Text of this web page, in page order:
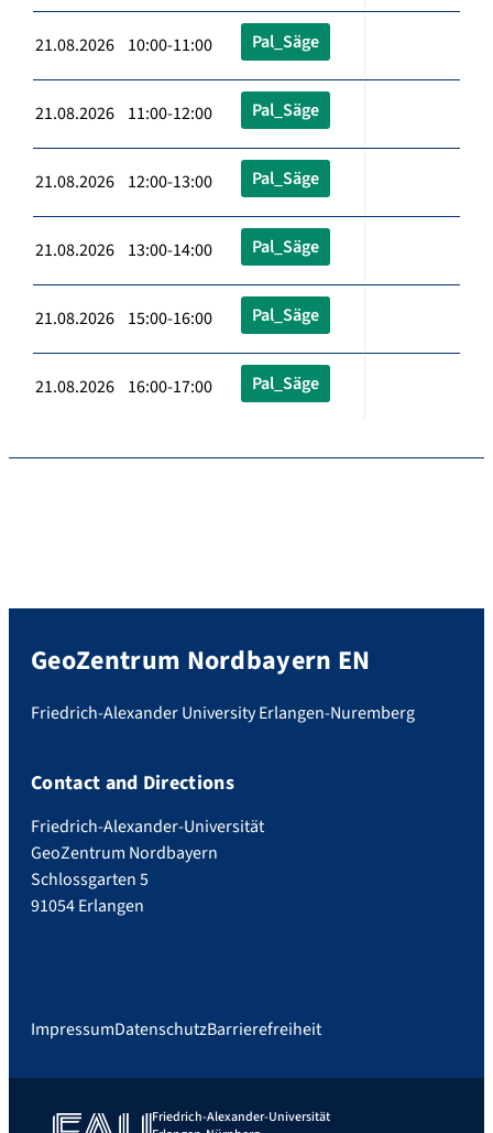
21.08.2026 10:00-11:00 Pal_Säge
21.08.2026 11:00-12:00 Pal_Säge
21.08.2026 12:00-13:00 Pal_Säge
21.08.2026 13:00-14:00 Pal_Säge
21.08.2026 15:00-16:00 Pal_Säge
21.08.2026 16:00-17:00 Pal_Säge
GeoZentrum Nordbayern EN
Friedrich-Alexander University Erlangen-Nuremberg
Contact and Directions
Friedrich-Alexander-Universität
GeoZentrum Nordbayern
Schlossgarten 5
91054 Erlangen
ImpressumDatenschutzBarrierefreiheit
Friedrich-Alexander-Universität